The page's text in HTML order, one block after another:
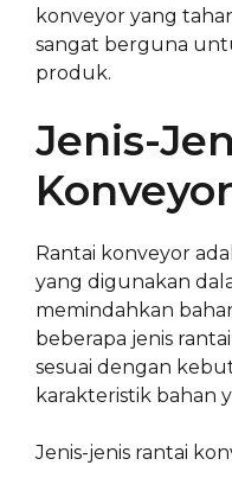
konveyor yang
sangat berguna
produk.
Jenis-
Konveyor
Rantai konveyor
yang digunakan
memindahkan
beberapa jenis
sesuai dengan
karakteristik bahan
Jenis-jenis rantai